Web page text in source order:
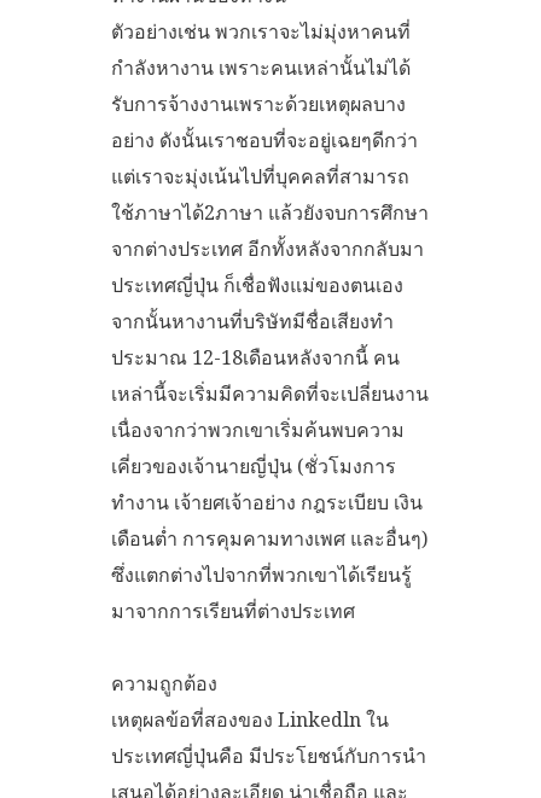
ตัวอย่างเช่น พวกเราจะไม่มุ่งหาคนที่
กำลังหางาน เพราะคนเหล่านั้นไม่ได้
รับการจ้างงานเพราะด้วยเหตุผลบาง
อย่าง ดังนั้นเราชอบที่จะอยู่เฉยๆดีกว่า
แต่เราจะมุ่งเน้นไปที่บุคคลที่สามารถ
ใช้ภาษาได้2ภาษา แล้วยังจบการศึกษา
จากต่างประเทศ อีกทั้งหลังจากกลับมา
ประเทศญี่ปุ่น ก็เชื่อฟังแม่ของตนเอง
จากนั้นหางานที่บริษัทมีชื่อเสียงทำ
ประมาณ 12-18เดือนหลังจากนี้ คน
เหล่านี้จะเริ่มมีความคิดที่จะเปลี่ยนงาน
เนื่องจากว่าพวกเขาเริ่มค้นพบความ
เคี่ยวของเจ้านายญี่ปุ่น (ชั่วโมงการ
ทำงาน เจ้ายศเจ้าอย่าง กฎระเบียบ เงิน
เดือนต่ำ การคุมคามทางเพศ และอื่นๆ)
ซึ่งแตกต่างไปจากที่พวกเขาได้เรียนรู้
มาจากการเรียนที่ต่างประเทศ
ความถูกต้อง
เหตุผลข้อที่สองของ Linkedln ใน
ประเทศญี่ปุ่นคือ มีประโยชน์กับการนำ
เสนอได้อย่างละเอียด น่าเชื่อถือ และ